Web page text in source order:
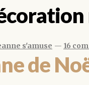
s'amuse — 16
de